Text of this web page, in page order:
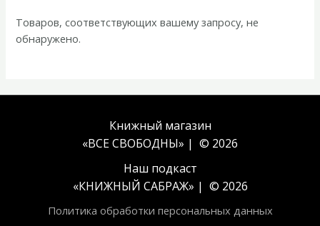
Товаров, соответствующих вашему запросу, не
обнаружено.
Книжный магазин
«ВСЕ СВОБОДНЫ» | © 2026
Наш подкаст
«КНИЖНЫЙ САБРАЖ» | © 2026
Политика обработки персональных данных